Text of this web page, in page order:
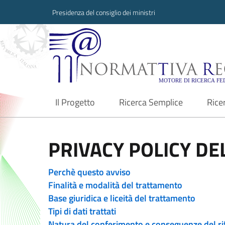
Presidenza del consiglio dei ministri
Normattiva
Il Progetto
current Ricerca Semplice
PRIVACY POLICY
Perchè questo avviso
Finalità e modalità del trattamento
Base giuridica e liceità del trattamento
Tipi di dati trattati